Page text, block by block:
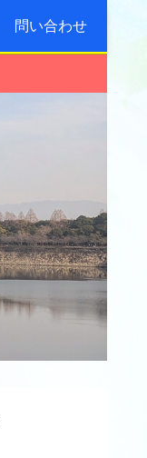
問い合わせ